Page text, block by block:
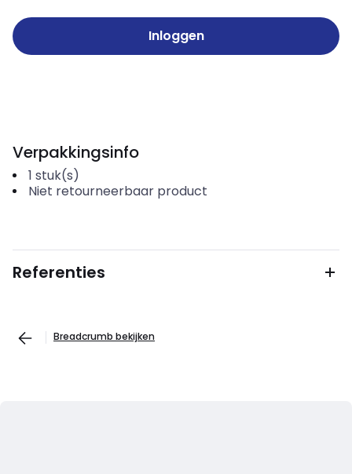
Inloggen
Verpakkingsinfo
1 stuk(s)
Niet retourneerbaar product
Referenties
Breadcrumb bekijken